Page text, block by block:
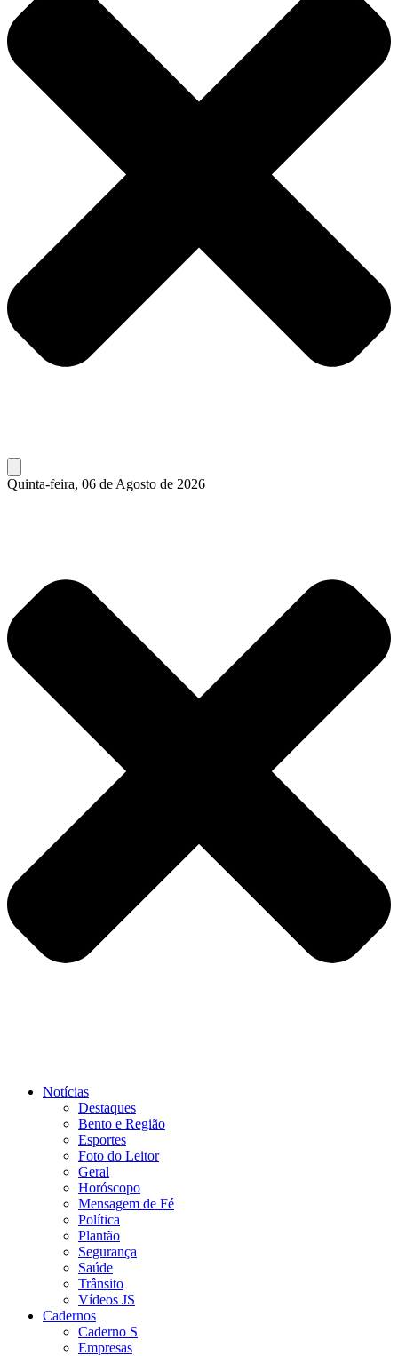
Quinta-feira, 06 de Agosto de 2026
Notícias
Destaques
Bento e Região
Esportes
Foto do Leitor
Geral
Horóscopo
Mensagem de Fé
Política
Plantão
Segurança
Saúde
Trânsito
Vídeos JS
Cadernos
Caderno S
Empresas